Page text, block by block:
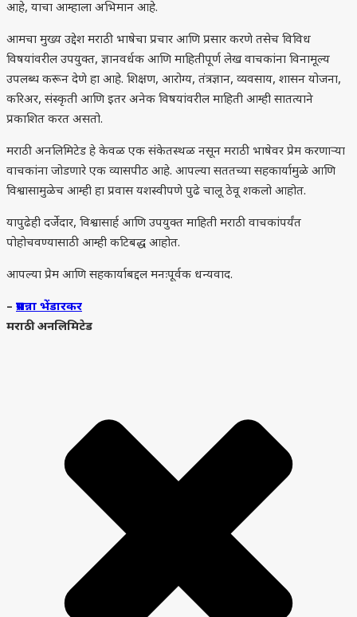
आहे, याचा आम्हाला अभिमान आहे.
आमचा मुख्य उद्देश मराठी भाषेचा प्रचार आणि प्रसार करणे तसेच विविध
विषयांवरील उपयुक्त, ज्ञानवर्धक आणि माहितीपूर्ण लेख वाचकांना विनामूल्य
उपलब्ध करून देणे हा आहे. शिक्षण, आरोग्य, तंत्रज्ञान, व्यवसाय, शासन योजना,
करिअर, संस्कृती आणि इतर अनेक विषयांवरील माहिती आम्ही सातत्याने
प्रकाशित करत असतो.
मराठी अनलिमिटेड हे केवळ एक संकेतस्थळ नसून मराठी भाषेवर प्रेम करणाऱ्या
वाचकांना जोडणारे एक व्यासपीठ आहे. आपल्या सततच्या सहकार्यामुळे आणि
विश्वासामुळेच आम्ही हा प्रवास यशस्वीपणे पुढे चालू ठेवू शकलो आहोत.
यापुढेही दर्जेदार, विश्वासार्ह आणि उपयुक्त माहिती मराठी वाचकांपर्यंत
पोहोचवण्यासाठी आम्ही कटिबद्ध आहोत.
आपल्या प्रेम आणि सहकार्याबद्दल मनःपूर्वक धन्यवाद.
– प्रसन्ना भेंडारकर
मराठी अनलिमिटेड